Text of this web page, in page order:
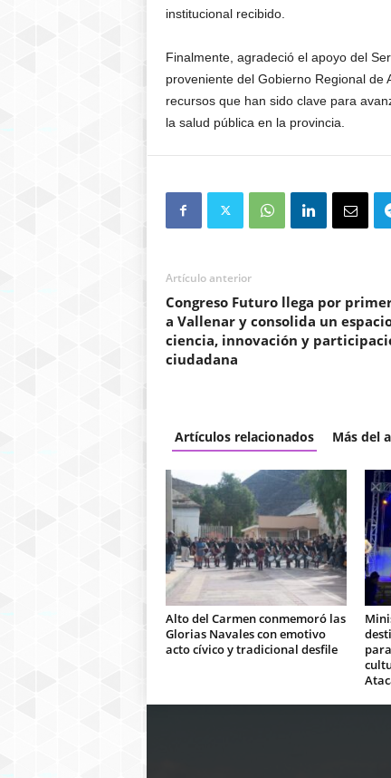
institucional recibido.
Finalmente, agradeció el apoyo del
proveniente del Gobierno Regional de
recursos que han sido clave para
la salud pública en la provincia.
Artículo anterior
Congreso Futuro llega por
a Vallenar y consolida un
ciencia, innovación y
ciudadana
Artículos relacionados Más del
Alto del Carmen conmemoró las
Glorias Navales con emotivo
acto cívico y tradicional desfile